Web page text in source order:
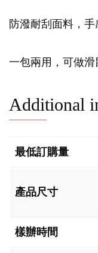
防潑耐刮面料，手
一包兩用，可做滑
Additional
最低訂購量
產品尺寸
樣辦時間